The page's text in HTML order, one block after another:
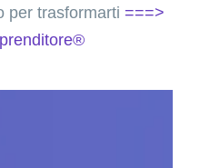
per trasformarti ===>